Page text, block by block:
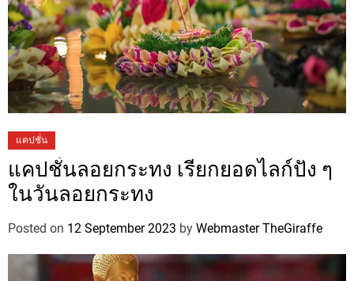
แคปชั่น
แคปชั่นลอยกระทง เรียกยอดไลก์ปัง ๆ
ในวันลอยกระทง
Posted on 12 September 2023 by Webmaster TheGiraffe